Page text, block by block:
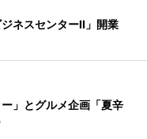
ネスセンターII」開業
」とグルメ企画「夏辛